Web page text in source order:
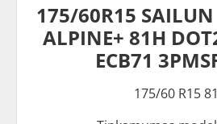
175/60R15 SAILUN
ALPINE+ 81H
ECB71
175/60 R15